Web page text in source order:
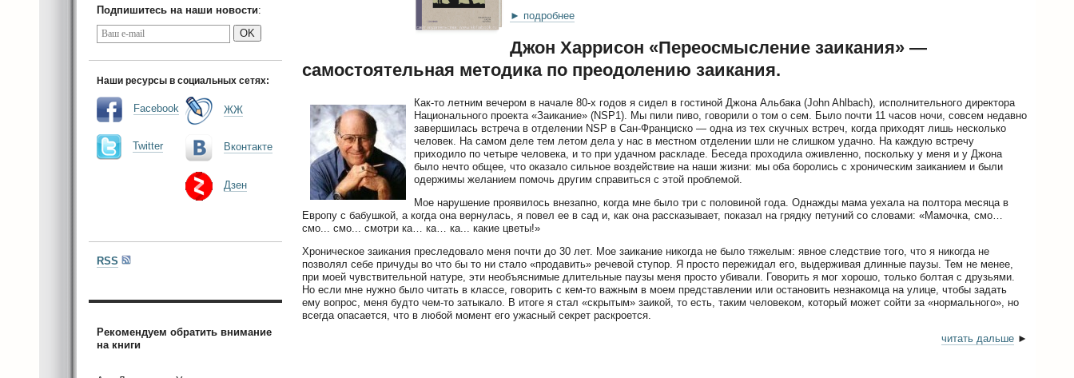
► подробнее
Джон Харрисон «Переосмысление заикания» —
самостоятельная методика по преодолению заикания.
Как-то летним вечером в начале 80-х годов я сидел в гостиной Джона Альбака (John Ahlbach), исполнительного директора
Национального проекта «Заикание» (NSP1). Мы пили пиво, говорили о том о сем. Было почти 11 часов ночи, совсем недавно
завершилась встреча в отделении NSP в Сан-Франциско — одна из тех скучных встреч, когда приходят лишь несколько
человек. На самом деле тем летом дела у нас в местном отделении шли не слишком удачно. На каждую встречу
приходило по четыре человека, и то при удачном раскладе. Беседа проходила оживленно, поскольку у меня и у Джона
было нечто общее, что оказало сильное воздействие на наши жизни: мы оба боролись с хроническим заиканием и были
одержимы желанием помочь другим справиться с этой проблемой.
Мое нарушение проявилось внезапно, когда мне было три с половиной года. Однажды мама уехала на полтора месяца в
Европу с бабушкой, а когда она вернулась, я повел ее в сад и, как она рассказывает, показал на грядку петуний со словами: «Мамочка, смо…
смо... смо... смотри ка… ка… ка... какие цветы!»
Хроническое заикания преследовало меня почти до 30 лет. Мое заикание никогда не было тяжелым: явное следствие того, что я никогда не
позволял себе причуды во что бы то ни стало «продавить» речевой ступор. Я просто пережидал его, выдерживая длинные паузы. Тем не менее,
при моей чувствительной натуре, эти необъяснимые длительные паузы меня просто убивали. Говорить я мог хорошо, только болтая с друзьями.
Но если мне нужно было читать в классе, говорить с кем-то важным в моем представлении или остановить незнакомца на улице, чтобы задать
ему вопрос, меня будто чем-то затыкало. В итоге я стал «скрытым» заикой, то есть, таким человеком, который может сойти за «нормального», но
всегда опасается, что в любой момент его ужасный секрет раскроется.
читать дальше ►
Подпишитесь на наши новости:
OK
Наши ресурсы в социальных сетях:
Facebook
Twitter
ЖЖ
Вконтакте
Дзен
RSS
Рекомендуем обратить внимание
на книги